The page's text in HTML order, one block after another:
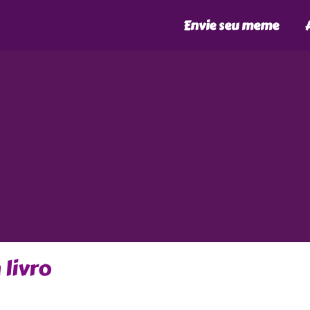
Envie seu meme
livro